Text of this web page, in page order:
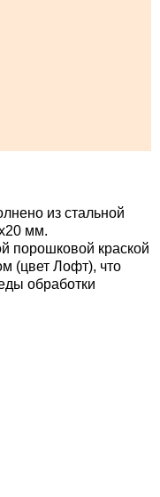
из стальной
мм.
порошковой краской
(цвет Лофт), что
обработки